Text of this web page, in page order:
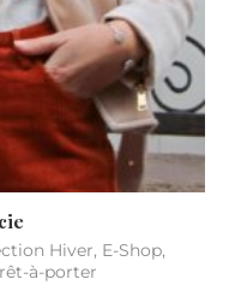
Hiver, E-Shop,
à-porter